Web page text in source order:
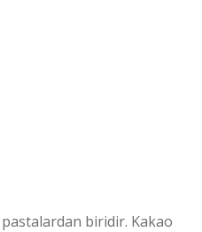
biridir. Kakao